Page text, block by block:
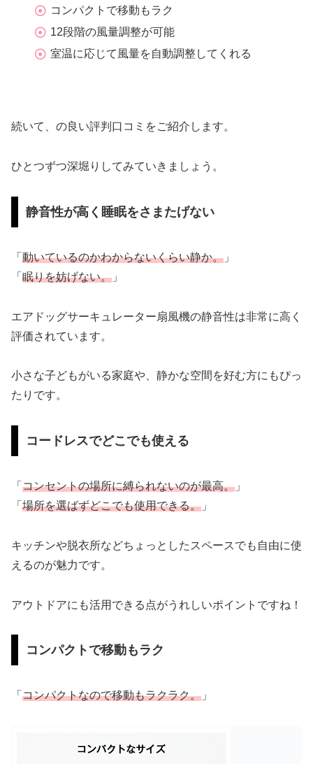
コンパクトで移動もラク
12段階の風量調整が可能
室温に応じて風量を自動調整してくれる
続いて、の良い評判口コミをご紹介します。
ひとつずつ深堀りしてみていきましょう。
静音性が高く睡眠をさまたげない
「 動いているのかわからないくらい静か。 」
「 眠りを妨げない。 」
エアドッグサーキュレーター扇風機の静音性は非常に高く
評価されています。
小さな子どもがいる家庭や、静かな空間を好む方にもぴっ
たりです。
コードレスでどこでも使える
「 コンセントの場所に縛られないのが最高。 」
「 場所を選ばずどこでも使用できる。 」
キッチンや脱衣所などちょっとしたスペースでも自由に使
えるのが魅力です。
アウトドアにも活用できる点がうれしいポイントですね！
コンパクトで移動もラク
「 コンパクトなので移動もラクラク。 」